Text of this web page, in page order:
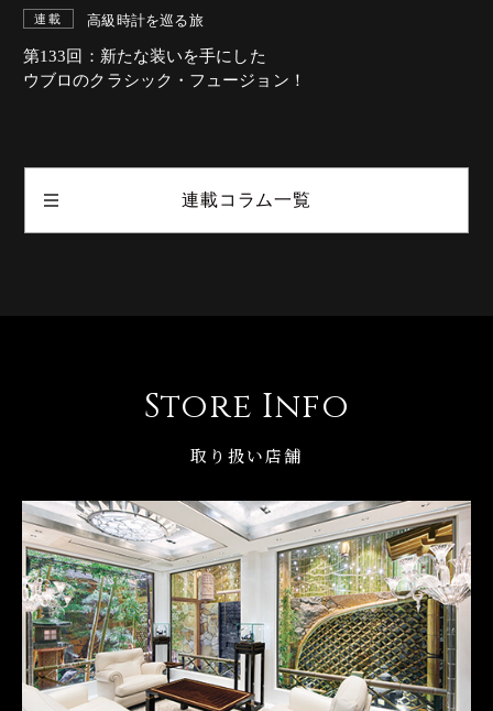
連載 高級時計を巡る旅
第133回：新たな装いを手にした
ウブロのクラシック・フュージョン！
連載コラム一覧
Store Info
取り扱い店舗